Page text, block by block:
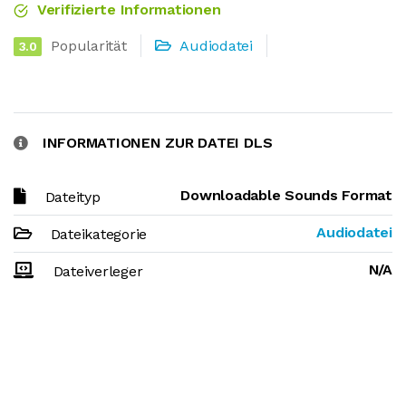
Verifizierte Informationen
3.0 Popularität Audiodatei
INFORMATIONEN ZUR DATEI DLS
Dateityp Downloadable Sounds Format
Dateikategorie Audiodatei
Dateiverleger N/A